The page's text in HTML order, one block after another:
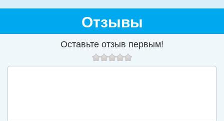
Отзывы
Оставьте отзыв первым!